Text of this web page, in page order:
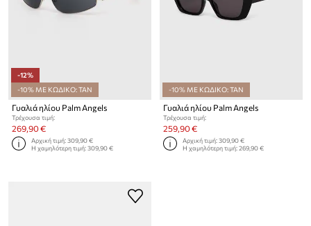
-12%
-10% ΜΕ ΚΩΔΙΚΟ: TAN
Γυαλιά ηλίου Palm Angels
Τρέχουσα τιμή:
269,90 €
Αρχική τιμή:309,90 €
Η χαμηλότερη τιμή:309,90 €
-10% ΜΕ ΚΩΔΙΚΟ: TAN
Γυαλιά ηλίου Palm Angels
Τρέχουσα τιμή:
259,90 €
Αρχική τιμή:309,90 €
Η χαμηλότερη τιμή:269,90 €